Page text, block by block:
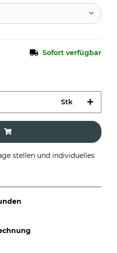
Sofort verfügbar
Stk
stellen und individuelles